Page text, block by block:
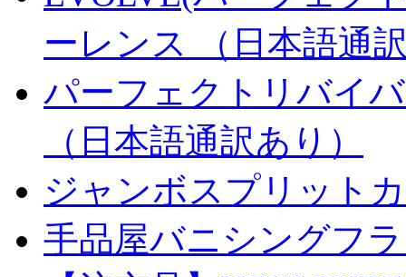
ーレンス （日本語通
パーフェクトリバイ
（日本語通訳あり）
ジャンボスプリット
手品屋バニシングフ